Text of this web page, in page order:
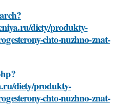
diety/produkty-
chto-nuzhno-znat-
diety/produkty-
chto-nuzhno-znat-